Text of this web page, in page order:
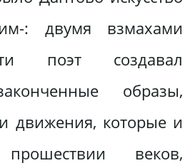
: двумя взмахами
поэт создавал
образы,
движения, которые и
веков,